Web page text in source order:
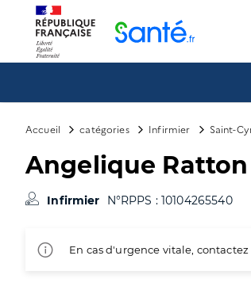
Accueil catégories Infirmier Saint-
Angelique Ratton
Infirmier N°RPPS : 10104265540
En cas d'urgence vitale,
Panneau de gestion des cookies